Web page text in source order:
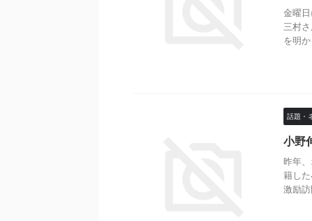
金曜
三村
を明
話題・
小野
昨年
籍し
激励